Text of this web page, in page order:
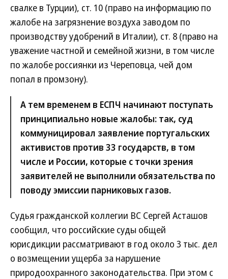
свалке в Турции), ст. 10 (право на информацию по
жалобе на загрязнение воздуха заводом по
производству удобрений в Италии), ст. 8 (право на
уважение частной и семейной жизни, в том числе
по жалобе россиянки из Череповца, чей дом
попал в промзону).
А тем временем в ЕСПЧ начинают поступать
принципиально новые жалобы: так, суд
коммуницировал заявление португальских
активистов против 33 государств, в том
числе и России, которые с точки зрения
заявителей не выполнили обязательства по
поводу эмиссии парниковых газов.
Судья гражданской коллегии ВС Сергей Асташов
сообщил, что российские суды общей
юрисдикции рассматривают в год около 3 тыс. дел
о возмещении ущерба за нарушение
природоохранного законодательства. При этом с